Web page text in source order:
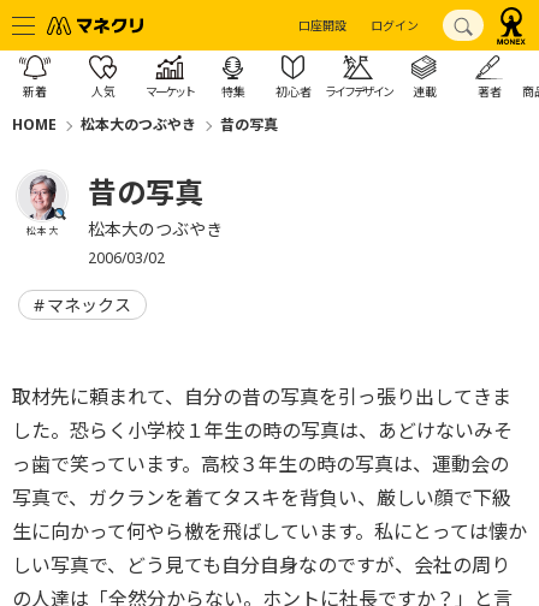
口座開設 ログイン
新着 人気 マーケット 特集 初心者 ライフデザイン 連載 著者 商
HOME 松本大のつぶやき 昔の写真
松本 大
昔の写真
松本大のつぶやき
2006/03/02
マネックス
取材先に頼まれて、自分の昔の写真を引っ張り出してきま
した。恐らく小学校１年生の時の写真は、あどけないみそ
っ歯で笑っています。高校３年生の時の写真は、運動会の
写真で、ガクランを着てタスキを背負い、厳しい顔で下級
生に向かって何やら檄を飛ばしています。私にとっては懐か
しい写真で、どう見ても自分自身なのですが、会社の周り
の人達は「全然分からない。ホントに社長ですか？」と言